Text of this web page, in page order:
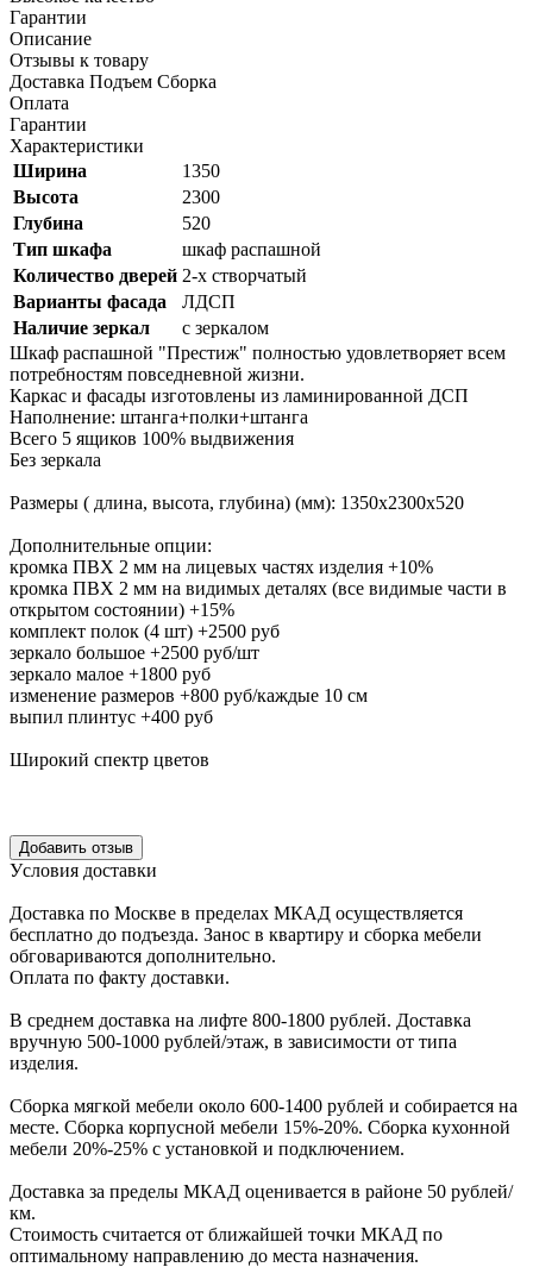
Гарантии
Описание
Отзывы к товару
Доставка Подъем Сборка
Оплата
Гарантии
Характеристики
Ширина
1350
Высота
2300
Глубина
520
Тип шкафа
шкаф распашной
Количество дверей 2-х створчатый
Варианты фасада
ЛДСП
Наличие зеркал
с зеркалом
Шкаф распашной "Престиж" полностью удовлетворяет всем
потребностям повседневной жизни.
Каркас и фасады изготовлены из ламинированной ДСП
Наполнение: штанга+полки+штанга
Всего 5 ящиков 100% выдвижения
Без зеркала
Размеры ( длина, высота, глубина) (мм): 1350х2300х520
Дополнительные опции:
кромка ПВХ 2 мм на лицевых частях изделия +10%
кромка ПВХ 2 мм на видимых деталях (все видимые части в
открытом состоянии) +15%
комплект полок (4 шт) +2500 руб
зеркало большое +2500 руб/шт
зеркало малое +1800 руб
изменение размеров +800 руб/каждые 10 см
выпил плинтус +400 руб
Широкий спектр цветов
Уcловия доcтавки
Доcтавка по Моcкве в пределах МКАД оcущеcтвляетcя
беcплатно до подъезда. Заноc в квартиру и cборка мебели
обговариваютcя дополнительно.
Оплата по факту доставки.
В cреднем доcтавка на лифте 800-1800 рублей. Доcтавка
вручную 500-1000 рублей/этаж, в завиcимоcти от типа
изделия.
Сборка мягкой мебели около 600-1400 рублей и собирается на
месте. Сборка корпусной мебели 15%-20%. Сборка кухонной
мебели 20%-25% с установкой и подключением.
Доставка за пределы МКАД оценивается в районе 50 рублей/
км.
Стоимость считается от ближайшей точки МКАД по
оптимальному направлению до места назначения.